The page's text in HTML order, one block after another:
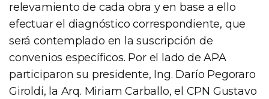
relevamiento de cada obra y en base a ello
efectuar el diagnóstico correspondiente, que
será contemplado en la suscripción de
convenios específicos. Por el lado de APA
participaron su presidente, Ing. Darío Pegoraro
Giroldi, la Arq. Miriam Carballo, el CPN Gustavo